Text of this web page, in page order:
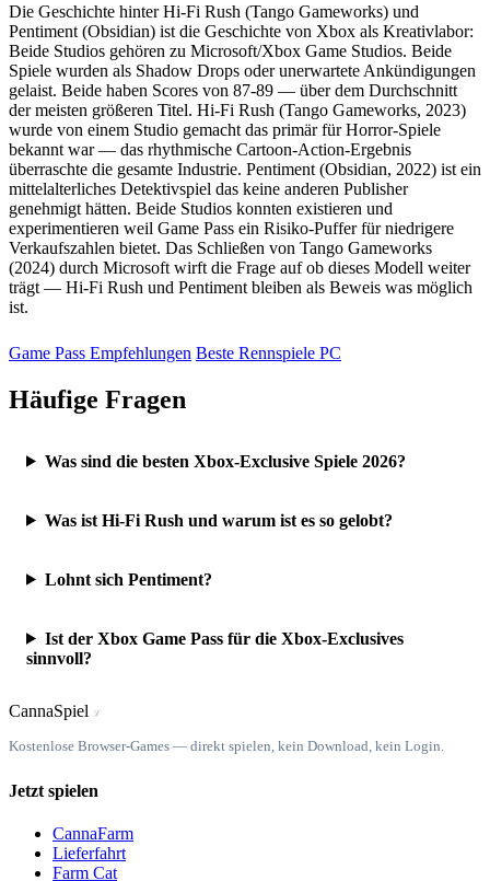
Die Geschichte hinter Hi-Fi Rush (Tango Gameworks) und
Pentiment (Obsidian) ist die Geschichte von Xbox als Kreativlabor:
Beide Studios gehören zu Microsoft/Xbox Game Studios. Beide
Spiele wurden als Shadow Drops oder unerwartete Ankündigungen
gelaist. Beide haben Scores von 87-89 — über dem Durchschnitt
der meisten größeren Titel. Hi-Fi Rush (Tango Gameworks, 2023)
wurde von einem Studio gemacht das primär für Horror-Spiele
bekannt war — das rhythmische Cartoon-Action-Ergebnis
überraschte die gesamte Industrie. Pentiment (Obsidian, 2022) ist ein
mittelalterliches Detektivspiel das keine anderen Publisher
genehmigt hätten. Beide Studios konnten existieren und
experimentieren weil Game Pass ein Risiko-Puffer für niedrigere
Verkaufszahlen bietet. Das Schließen von Tango Gameworks
(2024) durch Microsoft wirft die Frage auf ob dieses Modell weiter
trägt — Hi-Fi Rush und Pentiment bleiben als Beweis was möglich
ist.
Game Pass Empfehlungen Beste Rennspiele PC
Häufige Fragen
Was sind die besten Xbox-Exclusive Spiele 2026?
Was ist Hi-Fi Rush und warum ist es so gelobt?
Lohnt sich Pentiment?
Ist der Xbox Game Pass für die Xbox-Exclusives
sinnvoll?
CannaSpiel ℒ
Kostenlose Browser-Games — direkt spielen, kein Download, kein Login.
Jetzt spielen
CannaFarm
Lieferfahrt
Farm Cat